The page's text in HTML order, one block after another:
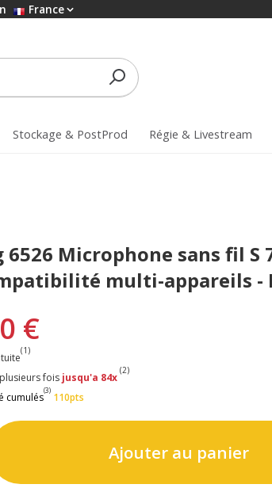
France
Stockage & PostProd Régie & Livestream
Microphone sans fil S
multi-appareils -
€
(1)
fois jusqu'a 84x
(2)
cumulés
(3)
110pts
Ajouter au panier